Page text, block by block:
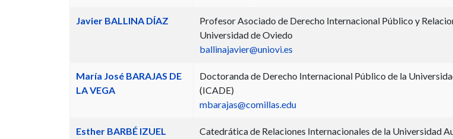
Javier BALLINA DÍAZ
Profesor Asociado de Derecho Internacional Público y
Universidad de Oviedo
ballinajavier@uniovi.es
María José BARAJAS DE
LA VEGA
Doctoranda de Derecho Internacional Público de la
(ICADE)
mbarajas@comillas.edu
Esther BARBÉ IZUEL
Catedrática de Relaciones Internacionales de la Universidad